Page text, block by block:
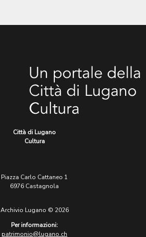
Città di Lugano
Cultura
Piazza Carlo Cattaneo 1
6976 Castagnola
Archivio Lugano © 2026
Per informazioni:
patrimonio@lugano.ch